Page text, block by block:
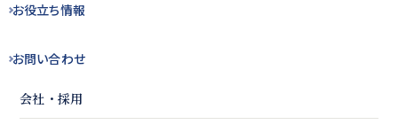
お役立ち情報
お問い合わせ
会社・採用